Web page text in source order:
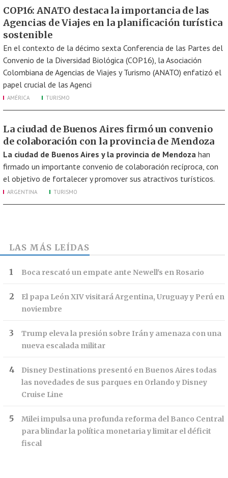
COP16: ANATO destaca la importancia de las
Agencias de Viajes en la planificación turística
sostenible
En el contexto de la décimo sexta Conferencia de las Partes del
Convenio de la Diversidad Biológica (COP16), la Asociación
Colombiana de Agencias de Viajes y Turismo (ANATO) enfatizó el
papel crucial de las Agenci
AMÉRICA TURISMO
La ciudad de Buenos Aires firmó un convenio
de colaboración con la provincia de Mendoza
La ciudad de Buenos Aires y la provincia de Mendoza han
firmado un importante convenio de colaboración recíproca, con
el objetivo de fortalecer y promover sus atractivos turísticos.
ARGENTINA TURISMO
LAS MÁS LEÍDAS
Boca rescató un empate ante Newell's en Rosario
El papa León XIV visitará Argentina, Uruguay y Perú en
noviembre
Trump eleva la presión sobre Irán y amenaza con una
nueva escalada militar
Disney Destinations presentó en Buenos Aires todas
las novedades de sus parques en Orlando y Disney
Cruise Line
Milei impulsa una profunda reforma del Banco Central
para blindar la política monetaria y limitar el déficit
fiscal